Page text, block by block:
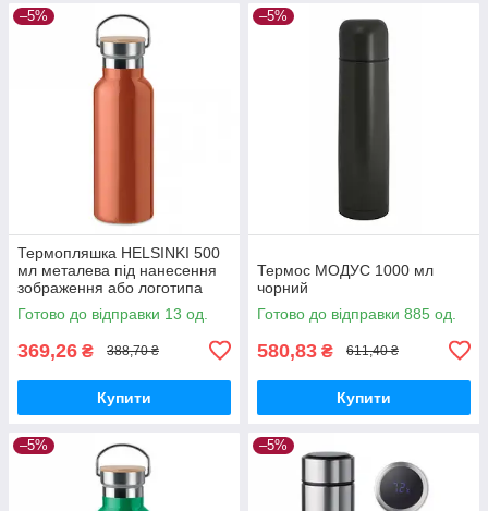
–5%
Термопляшка HELSINKI 500
мл металева під нанесення
зображення або логотипа
265, Помаранчевий
Готово до відправки 13 од.
369,26 ₴ 388,70 ₴
Купити
–5%
Термос МОДУС 1000 мл
чорний
Готово до відправки 885 од.
580,83 ₴ 611,40 ₴
Купити
–5% –5%